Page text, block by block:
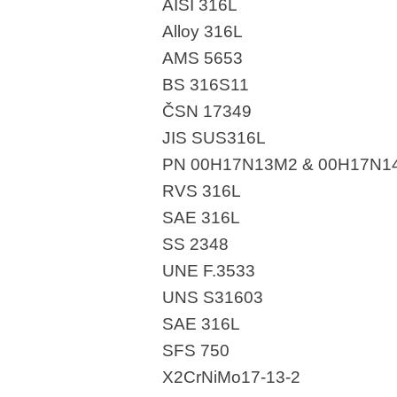
AISI 316L
Alloy 316L
AMS 5653
BS 316S11
ČSN 17349
JIS SUS316L
PN 00H17N13M2 &
RVS 316L
SAE 316L
SS 2348
UNE F.3533
UNS S31603
SAE 316L
SFS 750
X2CrNiMo17-13-2